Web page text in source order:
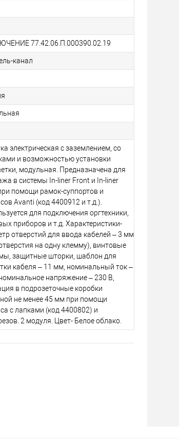
77.42.06.П.000390.02.19
канал
электрическая с заземлением, со
и возможностью установки
модульная. Предназначена для
в системы In-liner Front и In-liner
помощи рамок-суппортов и
Avanti (код 4400912 и т.д.).
для подключения оргтехники,
приборов и т.д. Характеристики-
отверстий для ввода кабелей – 3 мм
на одну клемму), винтовые
защитные шторки, шаблон для
кабеля – 11 мм, номинальный ток –
напряжение – 230 В,
в подрозеточные коробки
не менее 45 мм при помощи
с лапками (код 4400802) и
2 модуля. Цвет- Белое облако.